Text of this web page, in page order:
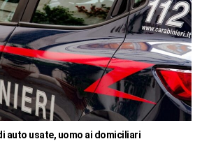
auto usate, uomo ai domiciliari